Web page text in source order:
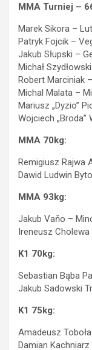
MMA Turniej –
Marek Sikora –
Patryk Fojcik –
Jakub Słupski –
Michał
Robert Marciniak
Michal Malata –
Mariusz „Dyzio”
Wojciech „Broda”
MMA 70kg:
Remigiusz Rajwa
Dawid Ludwin
MMA 93kg:
Jakub Vaňo –
Ireneusz
K1 70kg:
Sebastian Bąba
Jakub Sadowski
K1 75kg:
Amadeusz
Damian